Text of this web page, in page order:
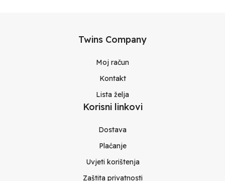
Twins Company
Moj račun
Kontakt
Lista želja
Korisni linkovi
Dostava
Plaćanje
Uvjeti korištenja
Zaštita privatnosti